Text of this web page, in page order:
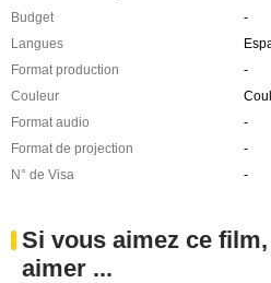
Budget
-
Langues
Format production
-
Couleur
Format audio
-
Format de projection
-
N° de Visa
-
Si vous aimez ce
aimer ...